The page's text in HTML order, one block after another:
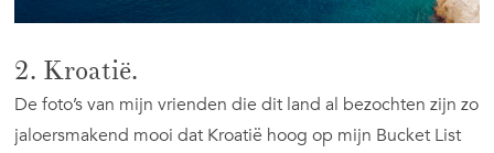
2. Kroatië.
De foto’s van mijn vrienden die dit land al bezochten zijn zo
jaloersmakend mooi dat Kroatië hoog op mijn Bucket List